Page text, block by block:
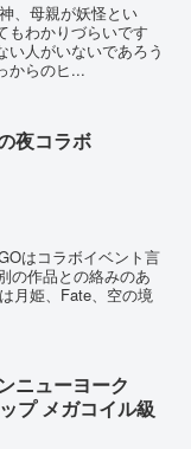
、母親が妖怪とい
もわかりづらいです
い人がいないであろう
からのヒ...
夜コラボ
はコラボイベント言
の作品との絡みのあ
月姫、Fate、空の境
ニューヨーク
プ メガコイル級